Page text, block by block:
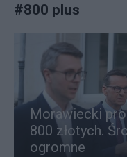
#800 plus
Morawiecki
800 złotych.
ogromne